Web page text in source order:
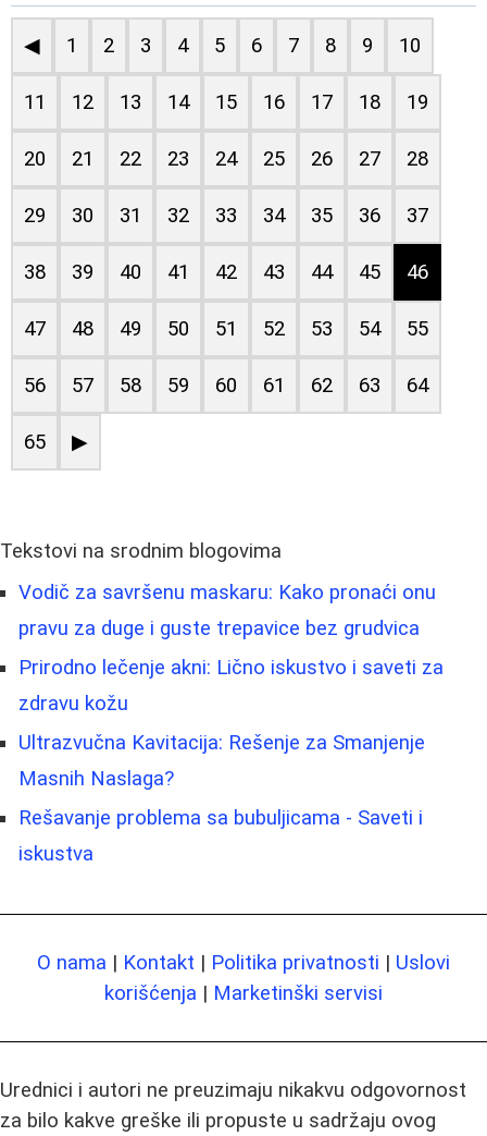
◀ 1 2 3 4 5 6 7 8 9 10
11 12 13 14 15 16 17 18 19
20 21 22 23 24 25 26 27 28
29 30 31 32 33 34 35 36 37
38 39 40 41 42 43 44 45 46
47 48 49 50 51 52 53 54 55
56 57 58 59 60 61 62 63 64
65 ▶
Tekstovi na srodnim blogovima
Vodič za savršenu maskaru: Kako pronaći onu
pravu za duge i guste trepavice bez grudvica
Prirodno lečenje akni: Lično iskustvo i saveti za
zdravu kožu
Ultrazvučna Kavitacija: Rešenje za Smanjenje
Masnih Naslaga?
Rešavanje problema sa bubuljicama - Saveti i
iskustva
O nama | Kontakt | Politika privatnosti | Uslovi
korišćenja | Marketinški servisi
Urednici i autori ne preuzimaju nikakvu odgovornost
za bilo kakve greške ili propuste u sadržaju ovog